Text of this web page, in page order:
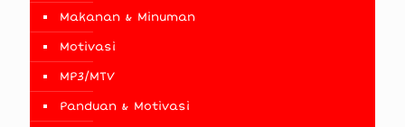
Makanan & Minuman
Motivasi
MP3/MTV
Panduan & Motivasi